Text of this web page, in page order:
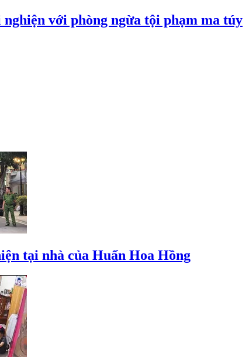
nghiện với phòng ngừa tội phạm ma túy
tại nhà của Huấn Hoa Hồng